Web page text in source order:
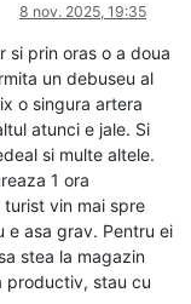
8 nov. 2025, 19:35
si prin oras o a doua
un debuseu al
o singura artera
atunci e jale. Si
si multe altele.
1 ora
vin mai spre
e asa grav. Pentru ei
stea la magazin
productiv, stau cu